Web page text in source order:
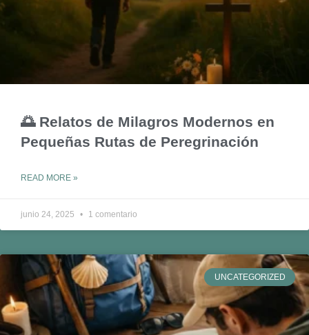
🌅 Relatos de Milagros Modernos en
Pequeñas Rutas de Peregrinación
READ MORE »
junio 24, 2025 1 comentario
UNCATEGORIZED